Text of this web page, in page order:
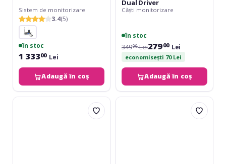
Sistem de monitorizare
3.4(5)
în stoc
1 33300 Lei
Adaugă în coș
Dual Driver
Căști monitorizare
în stoc
34900Lei27900 Lei
economisești 70 Lei
Adaugă în coș
Yamaha
LD